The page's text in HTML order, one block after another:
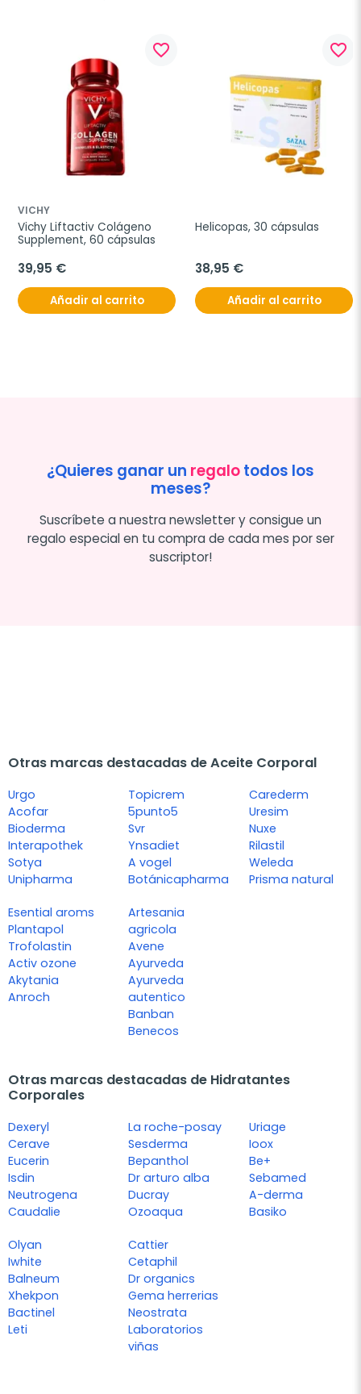
favorite_border
VICHY
Vichy Liftactiv Colágeno
Supplement, 60 cápsulas
39,95 €
Añadir al carrito
favorite_border
Helicopas, 30 cápsulas
38,95 €
Añadir al carrito
¿Quieres ganar un regalotodos los
meses?
Suscríbete a nuestra newsletter y consigue un
regalo especial en tu compra de cada mes por ser
suscriptor!
Otras marcas destacadas de Aceite Corporal
Urgo
Acofar
Bioderma
Interapothek
Sotya
Unipharma
Topicrem
5punto5
Svr
Ynsadiet
A vogel
Botánicapharma
Carederm
Uresim
Nuxe
Rilastil
Weleda
Prisma natural
Esential aroms
Plantapol
Trofolastin
Activ ozone
Akytania
Anroch
Artesania
agricola
Avene
Ayurveda
Ayurveda
autentico
Banban
Benecos
Otras marcas destacadas de Hidratantes
Corporales
Dexeryl
Cerave
Eucerin
Isdin
Neutrogena
Caudalie
La roche-posay
Sesderma
Bepanthol
Dr arturo alba
Ducray
Ozoaqua
Uriage
Ioox
Be+
Sebamed
A-derma
Basiko
Olyan
Iwhite
Balneum
Xhekpon
Bactinel
Leti
Cattier
Cetaphil
Dr organics
Gema herrerias
Neostrata
Laboratorios
viñas